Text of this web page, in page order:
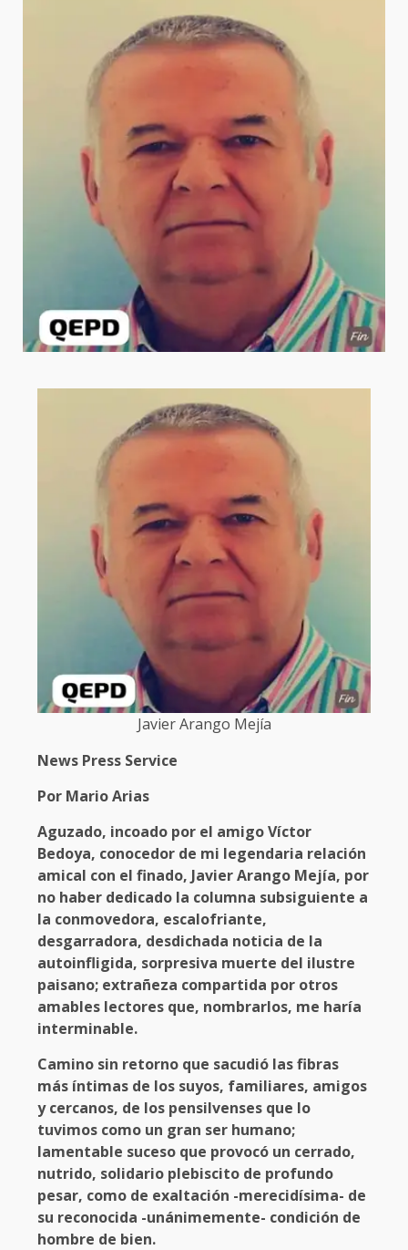
Javier Arango Mejía
News Press Service
Por Mario Arias
Aguzado, incoado por el amigo Víctor
Bedoya, conocedor de mi legendaria relación
amical con el finado, Javier Arango Mejía, por
no haber dedicado la columna subsiguiente a
la conmovedora, escalofriante,
desgarradora, desdichada noticia de la
autoinfligida, sorpresiva muerte del ilustre
paisano; extrañeza compartida por otros
amables lectores que, nombrarlos, me haría
interminable.
Camino sin retorno que sacudió las fibras
más íntimas de los suyos, familiares, amigos
y cercanos, de los pensilvenses que lo
tuvimos como un gran ser humano;
lamentable suceso que provocó un cerrado,
nutrido, solidario plebiscito de profundo
pesar, como de exaltación -merecidísima- de
su reconocida -unánimemente- condición de
hombre de bien.